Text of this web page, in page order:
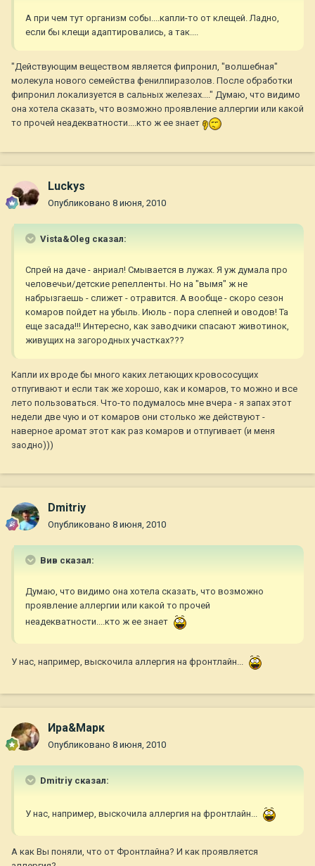
А при чем тут организм собы....капли-то от клещей. Ладно,
если бы клещи адаптировались, а так....
"Действующим веществом является фипронил, "волшебная"
молекула нового семейства фенилпиразолов. После обработки
фипронил локализуется в сальных железах...." Думаю, что видимо
она хотела сказать, что возможно проявление аллергии или какой
то прочей неадекватности....кто ж ее знает
Luckys
Опубликовано 8 июня, 2010
Vista&Oleg сказал:
Спрей на даче - анриал! Смывается в лужах. Я уж думала про
человечьи/детские репелленты. Но на "вымя" ж не
набрызгаешь - слижет - отравится. А вообще - скоро сезон
комаров пойдет на убыль. Июль - пора слепней и оводов! Та
еще засада!!! Интересно, как заводчики спасают животинок,
живущих на загородных участках???
Капли их вроде бы много каких летающих кровососущих
отпугивают и если так же хорошо, как и комаров, то можно и все
лето пользоваться. Что-то подумалось мне вчера - я запах этот
недели две чую и от комаров они столько же действуют -
наверное аромат этот как раз комаров и отпугивает (и меня
заодно)))
Dmitriy
Опубликовано 8 июня, 2010
Вив сказал:
Думаю, что видимо она хотела сказать, что возможно
проявление аллергии или какой то прочей
неадекватности....кто ж ее знает
У нас, например, выскочила аллергия на фронтлайн...
Ира&Марк
Опубликовано 8 июня, 2010
Dmitriy сказал:
У нас, например, выскочила аллергия на фронтлайн...
А как Вы поняли, что от Фронтлайна? И как проявляется